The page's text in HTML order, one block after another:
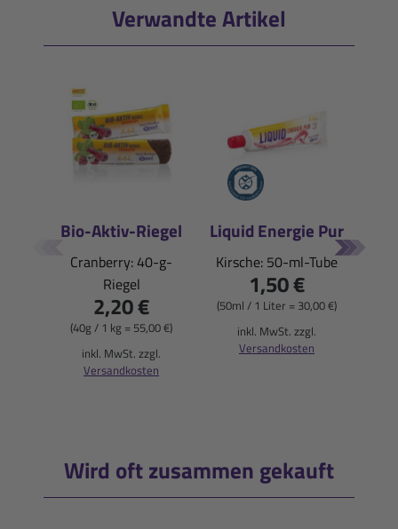
Verwandte Artikel
Bio-Aktiv-Riegel
Cranberry: 40-g-
Riegel
2,20 €
(40g / 1 kg = 55,00 €)
inkl. MwSt. zzgl.
Versandkosten
Liquid Energie Pur
Kirsche: 50-ml-Tube
1,50 €
(50ml / 1 Liter = 30,00 €)
inkl. MwSt. zzgl.
Versandkosten
Wird oft zusammen gekauft